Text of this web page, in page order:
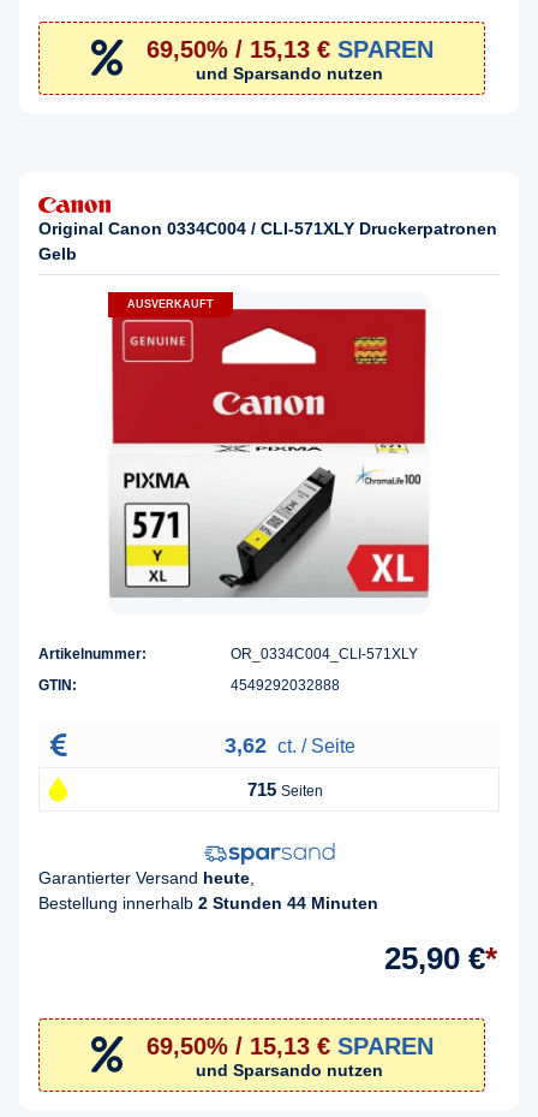
69,50% / 15,13 € SPAREN
und Sparsando nutzen
Original Canon 0334C004 / CLI-571XLY Druckerpatronen
Gelb
AUSVERKAUFT
Artikelnummer:
OR_0334C004_CLI-571XLY
GTIN:
4549292032888
3,62 ct. / Seite
715 Seiten
Garantierter Versand heute
Bestellung innerhalb 2 Stunden 44 Minuten
25,90 €*
69,50% / 15,13 € SPAREN
und Sparsando nutzen